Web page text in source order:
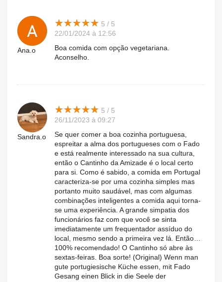
Ana.o
★★★★★
★★★★★ 5 / 5
22/01/2024 à 12:56
Boa comida com opção vegetariana.
Aconselho.
Sandra.o
★★★★★
★★★★★ 5 / 5
26/11/2023 à 09:27
Se quer comer a boa cozinha portuguesa,
espreitar a alma dos portugueses com o Fado
e está realmente interessado na sua cultura,
então o Cantinho da Amizade é o local certo
para si. Como é sabido, a comida em Portugal
caracteriza-se por uma cozinha simples mas
portanto muito saudável, mas com algumas
combinações inteligentes a comida aqui torna-
se uma experiência. A grande simpatia dos
funcionários faz com que você se sinta
imediatamente um frequentador assíduo do
local, mesmo sendo a primeira vez lá. Então…
100% recomendado! O Cantinho só abre às
sextas-feiras. Boa sorte! (Original) Wenn man
gute portugiesische Küche essen, mit Fado
Gesang einen Blick in die Seele der